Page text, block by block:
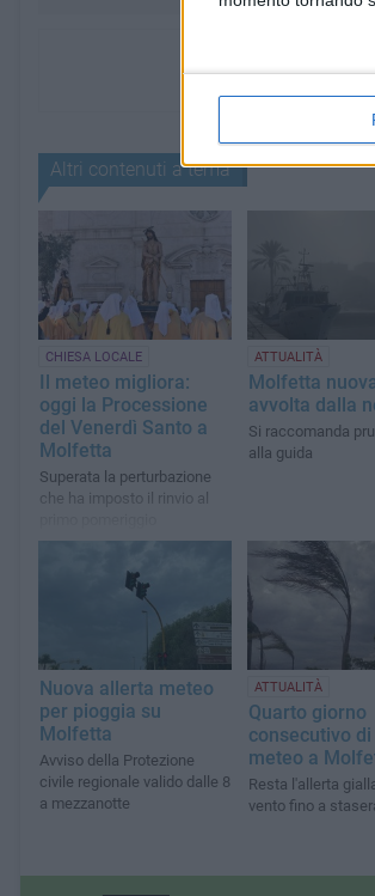
Altri contenuti a tema
CHIESA LOCALE
Il meteo migliora:
oggi la Processione
del Venerdì Santo a
Molfetta
Superata la perturbazione
che ha imposto il rinvio al
ATTUALITÀ
Molfetta
avvolta dalla
Si raccomanda
alla guida
Nuova allerta meteo
per pioggia su
Molfetta
Avviso della Protezione
civile regionale valido dalle 8
a mezzanotte
ATTUALITÀ
Quarto giorno
consecutivo
meteo a
Resta l'allerta
vento fino a